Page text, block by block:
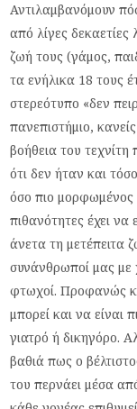
Αντιλαμβανόμουν
από λίγες
ζωή τους (γάμος,
τα ενήλικα 18 τους
στερεότυπο «δεν
πανεπιστήμιο,
βοήθεια του
ότι δεν ήταν και
όσο πιο μορφωμένος
πιθανότητες έχει να
άνετα τη μετέπειτα
συνάνθρωποί μας με
φτωχοί. Προφανώς
μπορεί και να είναι
γιατρό ή δικηγόρο.
βαθιά πως ο
του περνάει μέσα